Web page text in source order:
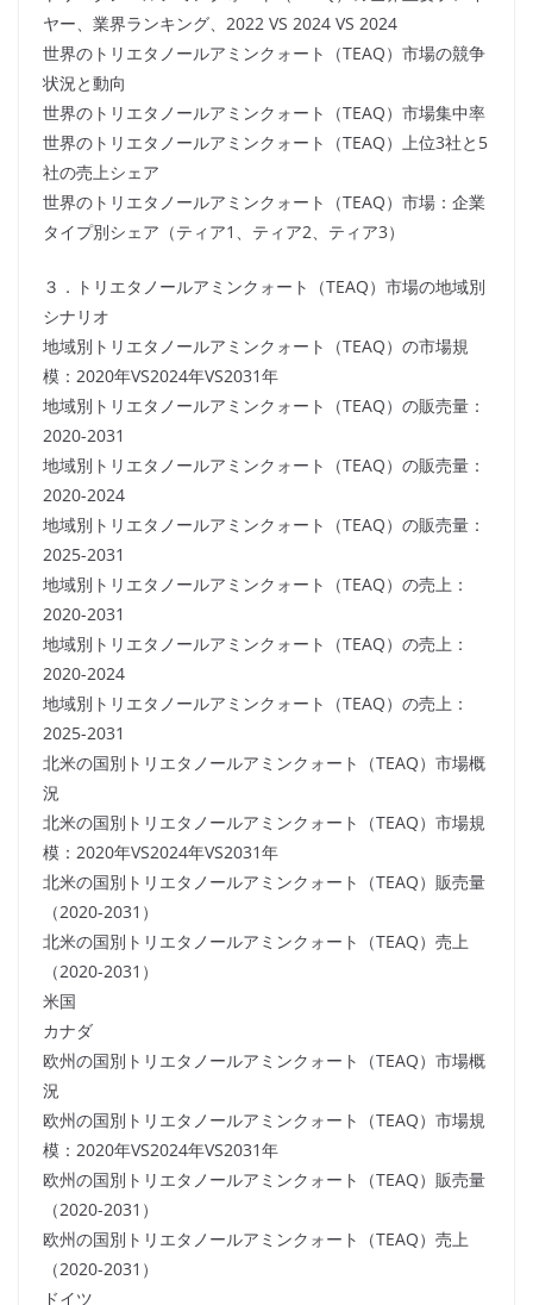
ヤー、業界ランキング、2022 VS 2024 VS 2024
世界のトリエタノールアミンクォート（TEAQ）市場の競争
状況と動向
世界のトリエタノールアミンクォート（TEAQ）市場集中率
世界のトリエタノールアミンクォート（TEAQ）上位3社と5
社の売上シェア
世界のトリエタノールアミンクォート（TEAQ）市場：企業
タイプ別シェア（ティア1、ティア2、ティア3）
３．トリエタノールアミンクォート（TEAQ）市場の地域別
シナリオ
地域別トリエタノールアミンクォート（TEAQ）の市場規
模：2020年VS2024年VS2031年
地域別トリエタノールアミンクォート（TEAQ）の販売量：
2020-2031
地域別トリエタノールアミンクォート（TEAQ）の販売量：
2020-2024
地域別トリエタノールアミンクォート（TEAQ）の販売量：
2025-2031
地域別トリエタノールアミンクォート（TEAQ）の売上：
2020-2031
地域別トリエタノールアミンクォート（TEAQ）の売上：
2020-2024
地域別トリエタノールアミンクォート（TEAQ）の売上：
2025-2031
北米の国別トリエタノールアミンクォート（TEAQ）市場概
況
北米の国別トリエタノールアミンクォート（TEAQ）市場規
模：2020年VS2024年VS2031年
北米の国別トリエタノールアミンクォート（TEAQ）販売量
（2020-2031）
北米の国別トリエタノールアミンクォート（TEAQ）売上
（2020-2031）
米国
カナダ
欧州の国別トリエタノールアミンクォート（TEAQ）市場概
況
欧州の国別トリエタノールアミンクォート（TEAQ）市場規
模：2020年VS2024年VS2031年
欧州の国別トリエタノールアミンクォート（TEAQ）販売量
（2020-2031）
欧州の国別トリエタノールアミンクォート（TEAQ）売上
（2020-2031）
ドイツ